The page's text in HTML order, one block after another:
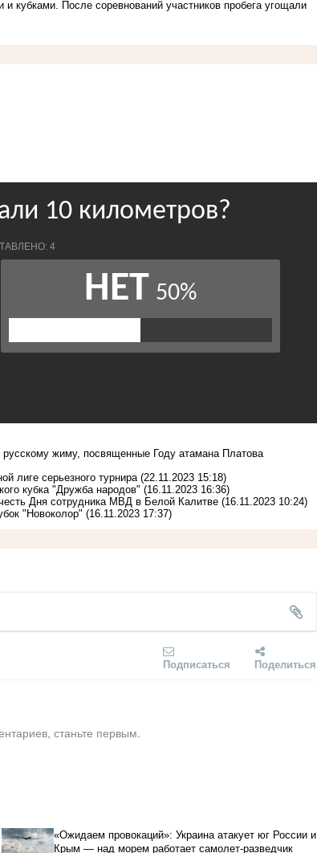
кубками. После соревнований участников пробега угощали
русскому жиму, посвященные Году атамана Платова
лиге серьезного турнира (22.11.2023 15:18)
кубка "Дружба народов" (16.11.2023 16:36)
Дня сотрудника МВД в Белой Калитве (16.11.2023 10:24)
"Новоколор" (16.11.2023 17:37)
Подписаться Поделиться
станьте первым.
«Ожидаем провокаций»: Украина атакует юг России и
Крым — над морем работает самолет-разведчик